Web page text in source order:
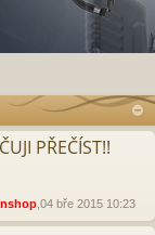
PŘEČÍST!!
,04 bře 2015 10:23